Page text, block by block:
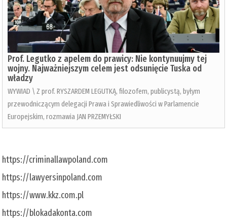
Prof. Legutko z apelem do prawicy: Nie kontynuujmy tej
wojny. Najważniejszym celem jest odsunięcie Tuska od
władzy
WYWIAD \ Z prof. RYSZARDEM LEGUTKĄ, filozofem, publicystą, byłym
przewodniczącym delegacji Prawa i Sprawiedliwości w Parlamencie
Europejskim, rozmawia JAN PRZEMYŁSKI
https://criminallawpoland.com
https://lawyersinpoland.com
https://www.kkz.com.pl
https://blokadakonta.com